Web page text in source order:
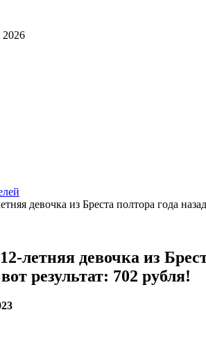
2026
девочка из Бреста полтора года
летняя девочка из
результат: 702 рубля!